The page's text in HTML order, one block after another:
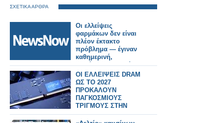
ΣΧΕΤΙΚΑ ΑΡΘΡΑ
Οι ελλείψεις
φαρμάκων δεν είναι
πλέον έκτακτο
πρόβλημα — έγιναν
καθημερινή,
απλήρωτη εργασία
του φαρμακοποιού
ΟΙ ΕΛΛΕΙΨΕΙΣ DRAM
ΩΣ ΤΟ 2027
ΠΡΟΚΑΛΟΥΝ
ΠΑΓΚΟΣΜΙΟΥΣ
ΤΡΙΓΜΟΥΣ ΣΤΗΝ
ΑΓΟΡΑ